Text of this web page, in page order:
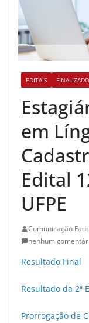
EDITAIS
em
Edital
UFPE
Comunicação
nenhum
Resultado Final
Resultado da 2ª
Prorrogação de